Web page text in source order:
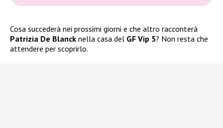
Cosa succederà nei prossimi giorni e che altro racconterà
Patrizia De Blanck nella casa del GF Vip 5? Non resta che
attendere per scoprirlo.